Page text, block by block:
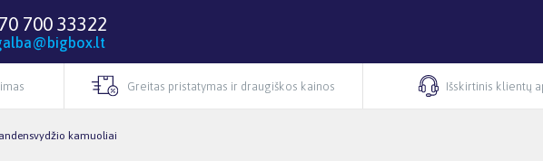
700 33322
Greitas pristatymas ir draugiškos kainos Išskirtinis klientų
kamuoliai